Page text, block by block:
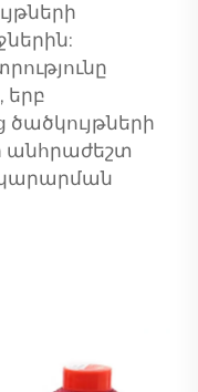
երբ
ծածկույթների
անհրաժեշտ